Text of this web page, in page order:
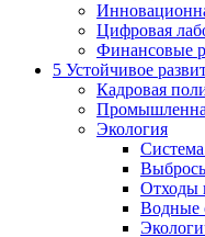
Цифровая
Финансовые
5 Устойчивое
Кадровая
Экология
Отходы
Водные